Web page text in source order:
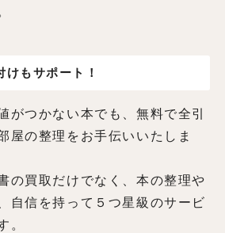
もサポート！
がつかない本でも、無料で全引
屋の整理をお手伝いいたしま
の買取だけでなく、本の整理や
自信を持って５つ星級のサービ
。